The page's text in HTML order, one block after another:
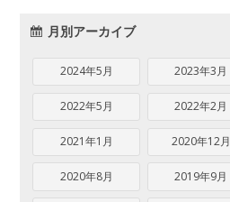
月別アーカイブ
2024年5月 2023年3月
2022年5月 2022年2月
2021年1月 2020年12月
2020年8月 2019年9月